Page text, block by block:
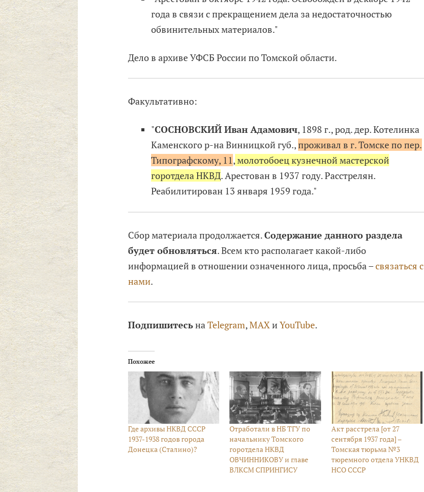
года в связи с прекращением дела за недостаточностью
обвинительных материалов."
Дело в архиве УФСБ России по Томской области.
Факультативно:
"СОСНОВСКИЙ Иван Адамович, 1898 г., род. дер. Котелинка
Каменского р-на Винницкой губ.,проживал в г. Томске по пер.
Типографскому, 11,молотобоец кузнечной мастерской
горотдела НКВД. Арестован в 1937 году. Расстрелян.
Реабилитирован 13 января 1959 года."
Сбор материала продолжается.Содержание данного раздела
будет обновляться. Всем кто располагает какой-либо
информацией в отношении означенного лица, просьба –связаться с
нами.
ПодпишитесьнаTelegram,MAXиYouTube.
Похожее
Где архивы НКВД СССР
1937-1938 годов города
Донецка (Сталино)?
Отработали в НБ ТГУ по
начальнику Томского
горотдела НКВД
ОВЧИННИКОВУ и главе
ВЛКСМ СПРИНГИСУ
Акт расстрела [от 27
сентября 1937 года] –
Томская тюрьма №3
тюремного отдела УНКВД
НСО СССР